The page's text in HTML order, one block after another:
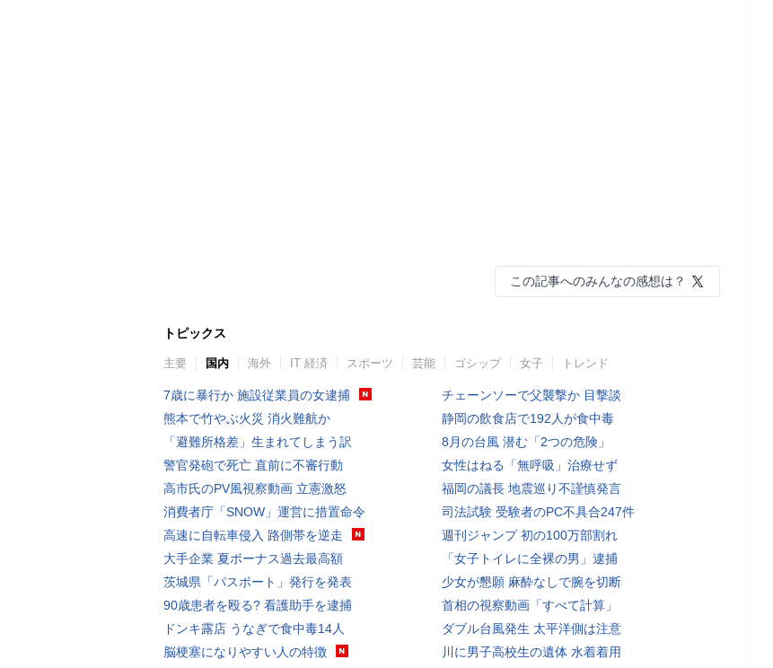
この記事へのみんなの感想は？
トピックス
主要 国内 海外 IT 経済 スポーツ 芸能 ゴシップ 女子 トレンド
7歳に暴行か 施設従業員の女逮捕
熊本で竹やぶ火災 消火難航か
「避難所格差」生まれてしまう訳
警官発砲で死亡 直前に不審行動
高市氏のPV風視察動画 立憲激怒
消費者庁「SNOW」運営に措置命令
高速に自転車侵入 路側帯を逆走
大手企業 夏ボーナス過去最高額
茨城県「パスポート」発行を発表
90歳患者を殴る? 看護助手を逮捕
ドンキ露店 うなぎで食中毒14人
脳梗塞になりやすい人の特徴
チェーンソーで父襲撃か 目撃談
静岡の飲食店で192人が食中毒
8月の台風 潜む「2つの危険」
女性はねる「無呼吸」治療せず
福岡の議長 地震巡り不謹慎発言
司法試験 受験者のPC不具合247件
週刊ジャンプ 初の100万部割れ
「女子トイレに全裸の男」逮捕
少女が懇願 麻酔なしで腕を切断
首相の視察動画「すべて計算」
ダブル台風発生 太平洋側は注意
川に男子高校生の遺体 水着着用